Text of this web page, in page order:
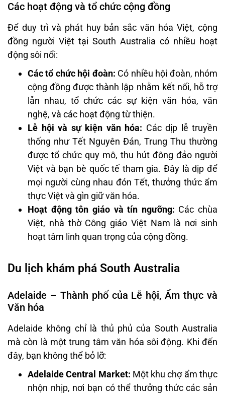
Các hoạt động và tổ chức cộng đồng
Để duy trì và phát huy bản sắc văn hóa Việt, cộng
đồng người Việt tại South Australia có nhiều hoạt
động sôi nổi:
Các tổ chức hội đoàn: Có nhiều hội đoàn, nhóm
cộng đồng được thành lập nhằm kết nối, hỗ trợ
lẫn nhau, tổ chức các sự kiện văn hóa, văn
nghệ, và các hoạt động từ thiện.
Lễ hội và sự kiện văn hóa: Các dịp lễ truyền
thống như Tết Nguyên Đán, Trung Thu thường
được tổ chức quy mô, thu hút đông đảo người
Việt và bạn bè quốc tế tham gia. Đây là dịp để
mọi người cùng nhau đón Tết, thưởng thức ẩm
thực Việt và gìn giữ văn hóa.
Hoạt động tôn giáo và tín ngưỡng: Các chùa
Việt, nhà thờ Công giáo Việt Nam là nơi sinh
hoạt tâm linh quan trọng của cộng đồng.
Du lịch khám phá South Australia
Adelaide – Thành phố của Lễ hội, Ẩm thực và
Văn hóa
Adelaide không chỉ là thủ phủ của South Australia
mà còn là một trung tâm văn hóa sôi động. Khi đến
đây, bạn không thể bỏ lỡ:
Adelaide Central Market: Một khu chợ ẩm thực
nhộn nhịp, nơi bạn có thể thưởng thức các sản